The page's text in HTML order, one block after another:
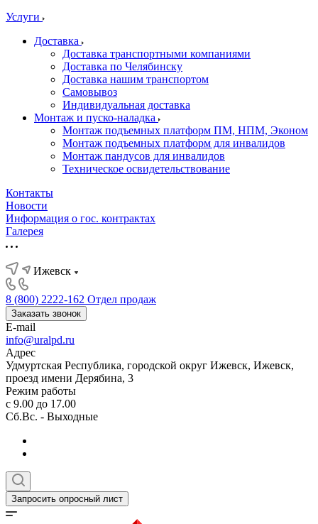
Услуги
Доставка
Доставка транспортными компаниями
Доставка по Челябинску
Доставка нашим транспортом
Самовывоз
Индивидуальная доставка
Монтаж и пуско-наладка
Монтаж подъемных платформ ПМ, НПМ, Эконом
Монтаж подъемных платформ для инвалидов
Монтаж пандусов для инвалидов
Техническое освидетельствование
Контакты
Новости
Информация о гос. контрактах
Галерея
Ижевск
8 (800) 2222-162 Отдел продаж
Заказать звонок
E-mail
info@uralpd.ru
Адрес
Удмуртская Республика, городской округ Ижевск, Ижевск,
проезд имени Дерябина, 3
Режим работы
с 9.00 до 17.00
Сб.Вс. - Выходные
Запросить опросный лист